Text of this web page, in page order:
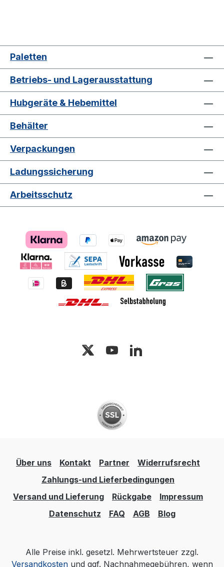
Paletten
Betriebs- und Lagerausstattung
Hubgeräte & Hebemittel
Behälter
Verpackungen
Ladungssicherung
Arbeitsschutz
Über uns Kontakt Partner
Widerrufsrecht
Zahlungs-und Lieferbedingungen
Versand und Lieferung
Rückgabe
Impressum
Datenschutz
FAQ AGB Blog
Alle Preise inkl. gesetzl. Mehrwertsteuer zzgl.
Versandkostenund ggf. Nachnahmegebühren, wenn